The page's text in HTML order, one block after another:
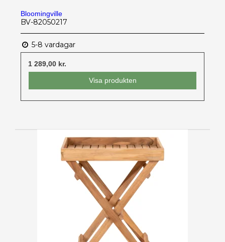
Bloomingville
BV-82050217
5-8 vardagar
1 289,00 kr.
Visa produkten